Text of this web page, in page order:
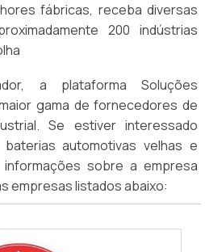
fábricas, receba diversas
200 indústrias
a plataforma Soluções
gama de fornecedores de
Se estiver interessado
automotivas velhas e
sobre a empresa
empresas listados abaixo: